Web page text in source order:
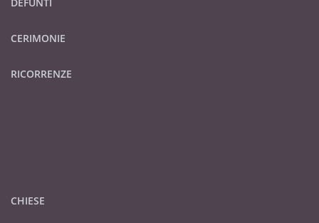
CERIMONIE
RICORRENZE
CHIESE